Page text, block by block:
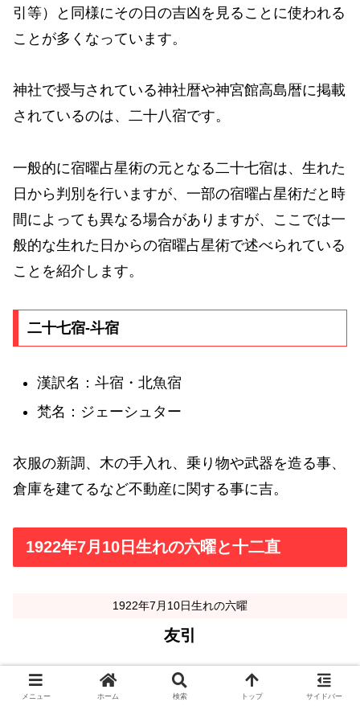
引等）と同様にその日の吉凶を見ることに使われる
ことが多くなっています。
神社で授与されている神社暦や神宮館高島暦に掲載
されているのは、二十八宿です。
一般的に宿曜占星術の元となる二十七宿は、生れた
日から判別を行いますが、一部の宿曜占星術だと時
間によっても異なる場合がありますが、ここでは一
般的な生れた日からの宿曜占星術で述べられている
ことを紹介します。
二十七宿-斗宿
漢訳名：斗宿・北魚宿
梵名：ジェーシュター
衣服の新調、木の手入れ、乗り物や武器を造る事、
倉庫を建てるなど不動産に関する事に吉。
1922年7月10日生れの六曜と十二直
1922年7月10日生れの六曜
友引
1922年7月10日生れの十二直
メニュー ホーム 検索 トップ サイドバー